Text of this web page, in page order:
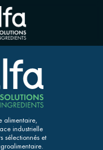
industrielle
sélectionnés et